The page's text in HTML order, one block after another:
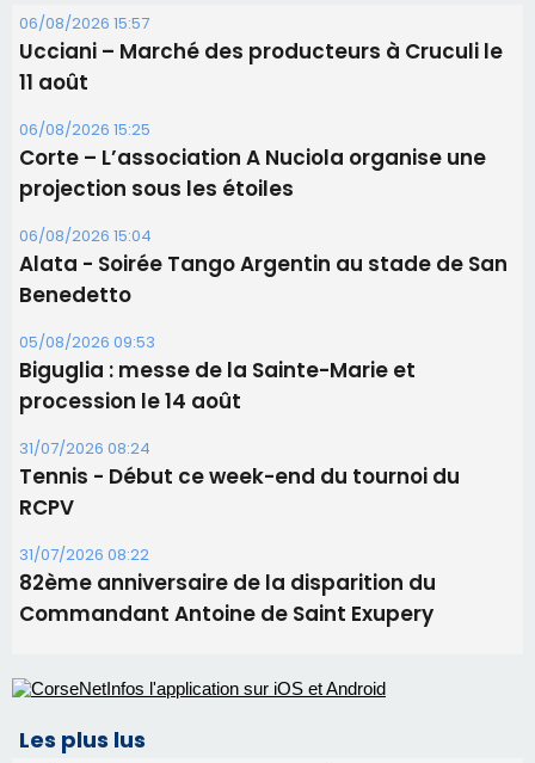
06/08/2026 15:04
Alata - Soirée Tango Argentin au stade de San
Benedetto
05/08/2026 09:53
Biguglia : messe de la Sainte-Marie et
procession le 14 août
31/07/2026 08:24
Tennis - Début ce week-end du tournoi du
RCPV
31/07/2026 08:22
82ème anniversaire de la disparition du
Commandant Antoine de Saint Exupery
Les plus lus
Satine Nomary est la nouvelle Miss Corse 2026
Éclipse du 12 août : la Corse aux premières loges
d'un spectacle qui ne reviendra pas avant 2081
profiter pleinement du spectacle ?
consommation en recul dans les restaurants